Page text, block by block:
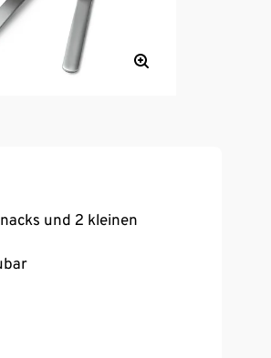
und 2 kleinen